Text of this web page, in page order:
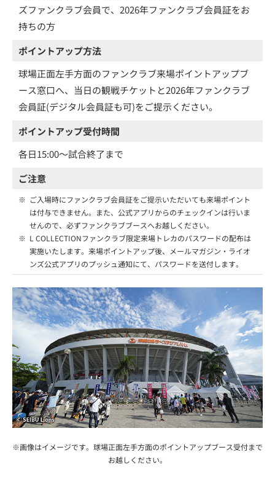
ズファンクラブ会員で、2026年ファンクラブ会員証をお
持ちの方
ポイントアップ方法
球場正面左手方面のファンクラブ来場ポイントアップブ
ース窓口へ、当日の観戦チケットと2026年ファンクラブ
会員証(デジタル会員証も可)をご提示ください。
ポイントアップ受付時間
各日15:00～試合終了まで
ご注意
※ ご入場時にファンクラブ会員証をご提示いただいても来場ポイント
は付与できません。また、公式アプリからのチェックインは行いま
せんので、必ずファンクラブブースへお越しください。
※ L COLLECTIONファンクラブ限定来場トレカのパスワードの配布は
実施いたします。来場ポイントアップ後、メールマガジン・ライオ
ンズ公式アプリのプッシュ通知にて、パスワードを送付します。
※画像はイメージです。球場正面左手方面のポイントアップブース受付まで
お越しください。